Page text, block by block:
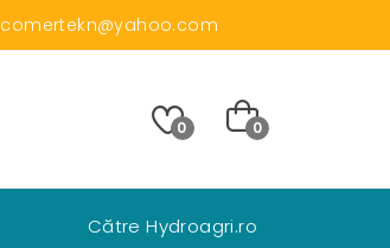
comertekn@yahoo.com
0 0
Către Hydroagri.ro